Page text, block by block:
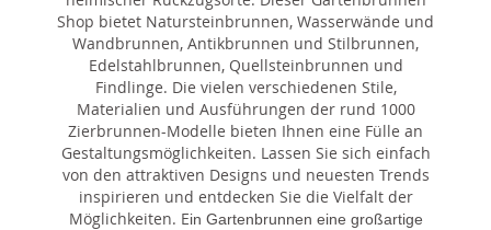
Shop bietet Natursteinbrunnen, Wasserwände und
Wandbrunnen, Antikbrunnen und Stilbrunnen,
Edelstahlbrunnen, Quellsteinbrunnen und
Findlinge. Die vielen verschiedenen Stile,
Materialien und Ausführungen der rund 1000
Zierbrunnen-Modelle bieten Ihnen eine Fülle an
Gestaltungsmöglichkeiten. Lassen Sie sich einfach
von den attraktiven Designs und neuesten Trends
inspirieren und entdecken Sie die Vielfalt der
Möglichkeiten. Ein Gartenbrunnen eine großartige